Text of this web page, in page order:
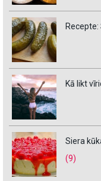
Kā likt
Siera
(9)